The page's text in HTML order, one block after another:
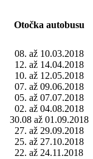
Otočka autobusu
08. až 10.03.2018
12. až 14.04.2018
10. až 12.05.2018
07. až 09.06.2018
05. až 07.07.2018
02. až 04.08.2018
30.08 až 01.09.2018
27. až 29.09.2018
25. až 27.10.2018
22. až 24.11.2018